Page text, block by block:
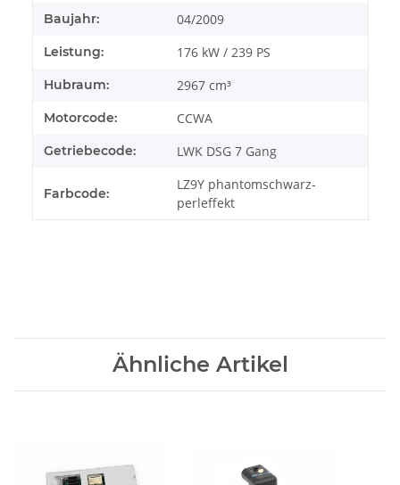
Baujahr: 04/2009
Leistung: 176 kW / 239 PS
Hubraum: 2967 cm³
Motorcode: CCWA
Getriebecode: LWK DSG 7 Gang
Farbcode:
LZ9Y phantomschwarz-
perleffekt
Ähnliche Artikel